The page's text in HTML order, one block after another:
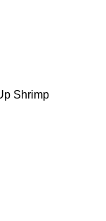
Shrimp